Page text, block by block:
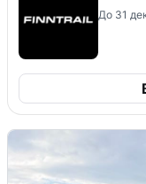
До 31